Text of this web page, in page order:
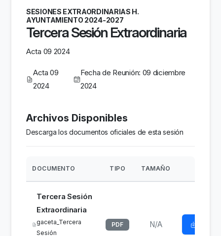
SESIONES EXTRAORDINARIAS H.
AYUNTAMIENTO 2024-2027
Tercera Sesión Extraordinaria
Acta 09 2024
Acta 09
2024
Fecha de Reunión: 09 diciembre
2024
Archivos Disponibles
Descarga los documentos oficiales de esta sesión
DOCUMENTO TIPO TAMAÑO
Tercera Sesión
Extraordinaria
gaceta_Tercera
Sesión
PDF N/A